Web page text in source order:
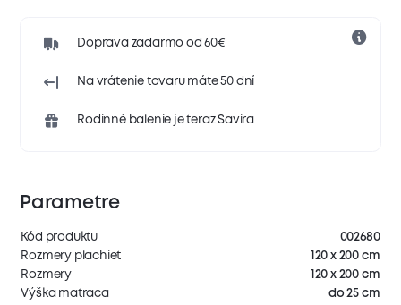
Doprava zadarmo od 60€
Na vrátenie tovaru máte 50 dní
Rodinné balenie je teraz Savira
Parametre
Kód produktu
002680
Rozmery plachiet
120 x 200 cm
Rozmery
120 x 200 cm
Výška matraca
do 25 cm